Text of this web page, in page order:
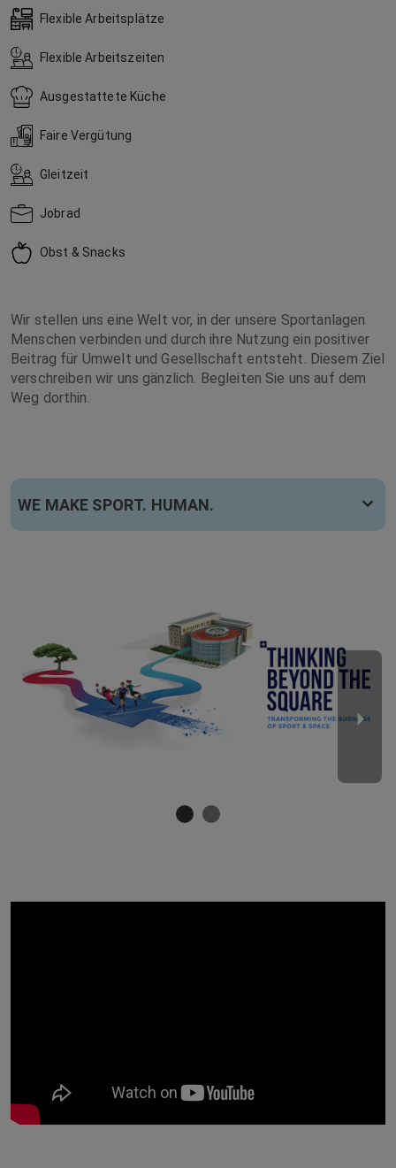
Flexible Arbeitsplätze
Flexible Arbeitszeiten
Ausgestattete Küche
Faire Vergütung
Gleitzeit
Jobrad
Obst & Snacks
Wir stellen uns eine Welt vor, in der unsere Sportanlagen
Menschen verbinden und durch ihre Nutzung ein positiver
Beitrag für Umwelt und Gesellschaft entsteht. Diesem Ziel
verschreiben wir uns gänzlich. Begleiten Sie uns auf dem
Weg dorthin.
WE MAKE SPORT. HUMAN.